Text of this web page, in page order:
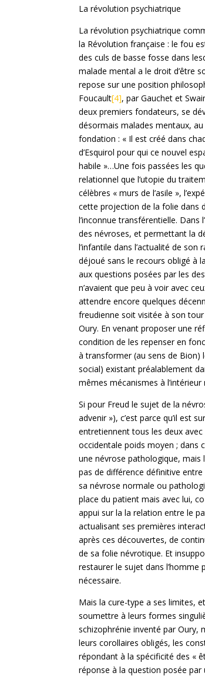
La révolution psychiatrique
La révolution psychiatrique
la Révolution française : le fou
des culs de basse fosse dans
malade mental a le droit d’être
repose sur une position
Foucault[4], par Gauchet et
deux premiers fondateurs, se
désormais malades mentaux,
fondation : « Il est créé dans
d’Esquirol pour qui ce nouvel
habile »…Une fois passées les
relationnel que l’utopie du
célèbres « murs de l’asile »,
cette projection de la folie dans
l’inconnue transférentielle.
des névroses, et permettant la
l’infantile dans l’actualité de
déjoué sans le recours obligé à
aux questions posées par les
n’avaient que peu à voir avec
attendre encore quelques
freudienne soit visitée à son
Oury. En venant proposer une
condition de les repenser en
à transformer (au sens de Bion)
social) existant préalablement
mêmes mécanismes à
Si pour Freud le sujet de la
advenir »), c’est parce qu’il est
entretiennent tous les deux
occidentale poids moyen ; dans
une névrose pathologique, mais
pas de différence définitive
sa névrose normale ou
place du patient mais avec lui,
appui sur la la relation entre le
actualisant ses premières
après ces découvertes, de
de sa folie névrotique. Et
restaurer le sujet dans l’homme
nécessaire.
Mais la cure-type a ses limites,
soumettre à leurs formes
schizophrénie inventé par
leurs corollaires obligés, les
répondant à la spécificité des «
réponse à la question posée par